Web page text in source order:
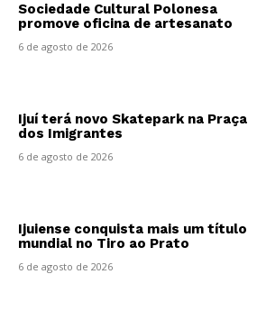
Sociedade Cultural Polonesa
promove oficina de artesanato
6 de agosto de 2026
Ijuí terá novo Skatepark na Praça
dos Imigrantes
6 de agosto de 2026
Ijuiense conquista mais um título
mundial no Tiro ao Prato
6 de agosto de 2026